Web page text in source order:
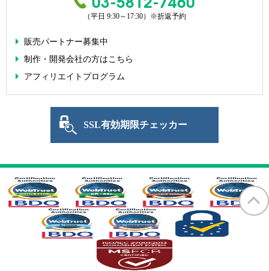
（平日 9:30～17:30） ※折返予約
販売パートナー募集中
制作・開発会社の方はこちら
アフィリエイトプログラム
SSL有効期限チェッカー